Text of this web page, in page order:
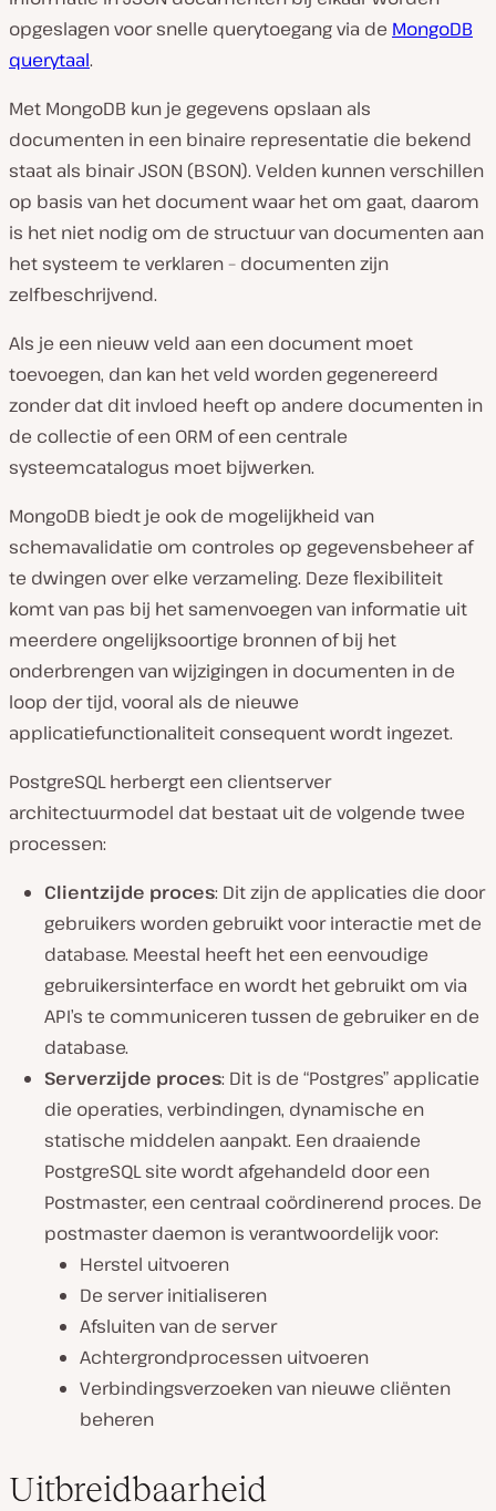
opgeslagen voor snelle querytoegang via de MongoDB
querytaal.
Met MongoDB kun je gegevens opslaan als
documenten in een binaire representatie die bekend
staat als binair JSON (BSON). Velden kunnen verschillen
op basis van het document waar het om gaat, daarom
is het niet nodig om de structuur van documenten aan
het systeem te verklaren – documenten zijn
zelfbeschrijvend.
Als je een nieuw veld aan een document moet
toevoegen, dan kan het veld worden gegenereerd
zonder dat dit invloed heeft op andere documenten in
de collectie of een ORM of een centrale
systeemcatalogus moet bijwerken.
MongoDB biedt je ook de mogelijkheid van
schemavalidatie om controles op gegevensbeheer af
te dwingen over elke verzameling. Deze flexibiliteit
komt van pas bij het samenvoegen van informatie uit
meerdere ongelijksoortige bronnen of bij het
onderbrengen van wijzigingen in documenten in de
loop der tijd, vooral als de nieuwe
applicatiefunctionaliteit consequent wordt ingezet.
PostgreSQL herbergt een clientserver
architectuurmodel dat bestaat uit de volgende twee
processen:
Clientzijde proces: Dit zijn de applicaties die door
gebruikers worden gebruikt voor interactie met de
database. Meestal heeft het een eenvoudige
gebruikersinterface en wordt het gebruikt om via
API’s te communiceren tussen de gebruiker en de
database.
Serverzijde proces: Dit is de “Postgres” applicatie
die operaties, verbindingen, dynamische en
statische middelen aanpakt. Een draaiende
PostgreSQL site wordt afgehandeld door een
Postmaster, een centraal coördinerend proces. De
postmaster daemon is verantwoordelijk voor:
Herstel uitvoeren
De server initialiseren
Afsluiten van de server
Achtergrondprocessen uitvoeren
Verbindingsverzoeken van nieuwe cliënten
beheren
Uitbreidbaarheid